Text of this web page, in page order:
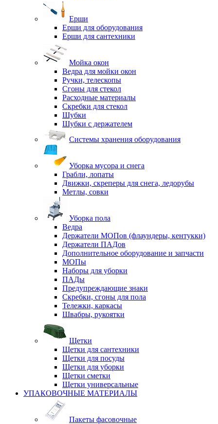
Ерши
Ерши для оборудования
Ерши для сантехники
Мойка окон
Ведра для мойки окон
Ручки, телескопы
Сгоны для стекол
Расходные материалы
Скребки для стекол
Шубки
Шубки с держателем
Системы хранения оборудования
Уборка мусора и снега
Грабли, лопаты
Движки, скреперы для снега, ледорубы
Метлы, совки
Уборка пола
Ведра
Держатели МОПов (флаундеры, кентукки)
Держатели ПАДов
Дополнительное оборудование и запчасти
МОПы
Наборы для уборки
ПАДы
Предупреждающие знаки
Скребки, сгоны для пола
Тележки, каркасы
Швабры, рукоятки
Щетки
Щетки для сантехники
Щетки для посуды
Щетки для уборки
Щетки сметки
Щетки универсальные
УПАКОВОЧНЫЕ МАТЕРИАЛЫ
Пакеты фасовочные